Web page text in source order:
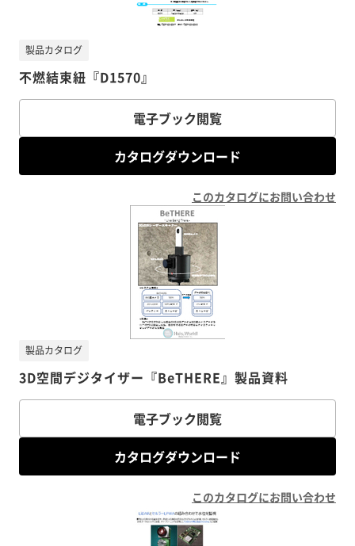
不燃結束紐『D1570』
製品カタログ
電子ブック閲覧
カタログダウンロード
このカタログにお問い合わせ
3D空間デジタイザー『BeTHERE』製品資料
製品カタログ
電子ブック閲覧
カタログダウンロード
このカタログにお問い合わせ